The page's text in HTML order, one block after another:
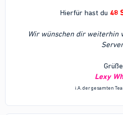
Hierfür hast du 48
Wir wünschen dir weiterhin
Grüße
Lexy
i.A. der gesamten